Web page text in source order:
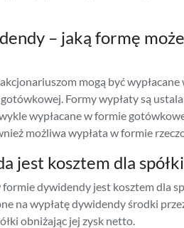
– jaką formę
mogą być
Formy wypłaty są
wypłacane w formie
możliwa wypłata w formie
jest kosztem dla
formie dywidendy jest kosztem dla
na wypłatę dywidendy środki
obniżając jej zysk netto.